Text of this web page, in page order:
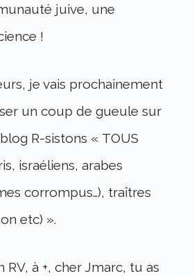
juive, une
!
je vais prochainement
un coup de gueule sur
R-sistons « TOUS
israéliens, arabes
corrompus…), traîtres
etc) ».
RV, à +, cher Jmarc, tu as